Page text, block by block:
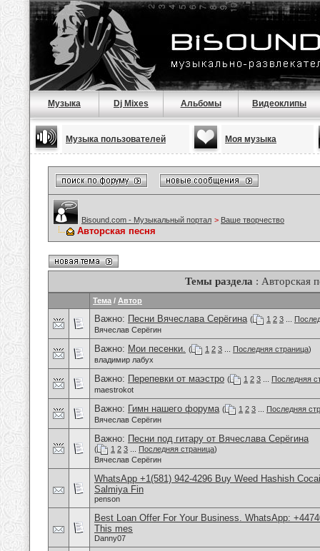
Музыка Dj Mixes Альбомы Видеоклипы
Музыка пользователей Моя музыка
Bisound.com - Музыкальный портал > Ваше творчество
Авторская песня
Темы раздела : Авторская
Тема / Автор
Важно: Песни Вячеслава Серёгина ( 1 2 3
Вячеслав Серёгин
Важно: Мои песенки. ( 1 2 3 Последняя страница)
владимир лабух
Важно: Перепевки от маэстро ( 1 2 3
Последняя
maestrokot
Важно: Гимн нашего форума ( 1 2 3
Последняя
Вячеслав Серёгин
Важно: Песни под гитару от Вячеслава Серёгина
( 1 2 3 Последняя страница)
Вячеслав Серёгин
WhatsApp +1(581) 942-4296 Buy Weed Hashish
Salmiya Fin
penson
Best Loan Offer For Your Business. WhatsApp:
This mes
Danny07